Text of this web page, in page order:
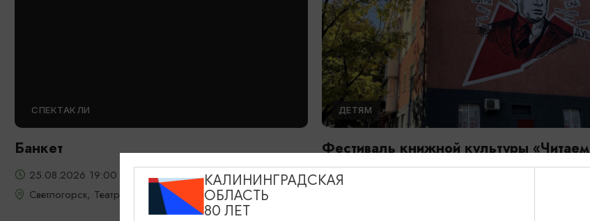
СПЕКТАКЛИ
Банкет
25.08.2026 19:00
Светлогорск, Театр эстрады «Янтарь-холл»
ДЕТЯМ
Фестиваль книжной культуры «Читаем
вместе»
КАЛИНИНГРАДСКАЯ
ОБЛАСТЬ
80 ЛЕТ